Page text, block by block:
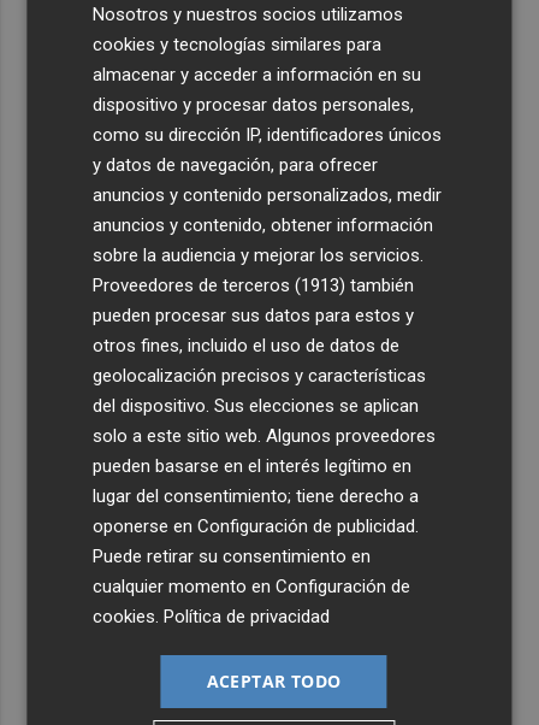
Nosotros y nuestros socios utilizamos
cookies y tecnologías similares para
almacenar y acceder a información en su
dispositivo y procesar datos personales,
como su dirección IP, identificadores únicos
y datos de navegación, para ofrecer
anuncios y contenido personalizados, medir
anuncios y contenido, obtener información
sobre la audiencia y mejorar los servicios.
Proveedores de terceros (1913) también
pueden procesar sus datos para estos y
otros fines, incluido el uso de datos de
geolocalización precisos y características
del dispositivo. Sus elecciones se aplican
solo a este sitio web. Algunos proveedores
pueden basarse en el interés legítimo en
lugar del consentimiento; tiene derecho a
oponerse enConfiguración de publicidad
Puede retirar su consentimiento en
cualquier momento enConfiguración de
cookies .Política de privacidad
ACEPTAR TODO